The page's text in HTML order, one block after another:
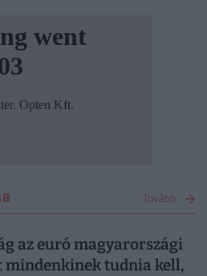
Tovább
az euró magyarországi
mindenkinek tudnia kell,